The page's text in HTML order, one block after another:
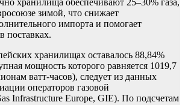
хранилища обеспечивают 25–30% газа,
зимой, что снижает
импорта и помогает
поставках.
хранилищах оставалось 88,84%
мощность которого равняется 1019,7
ватт-часов), следует из данных
операторов газовой
Infrastructure Europe, GIE). По подсчетам